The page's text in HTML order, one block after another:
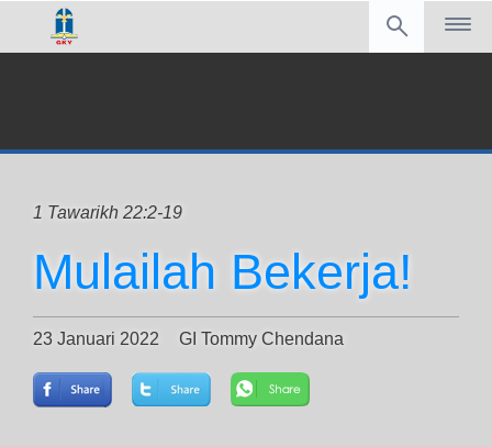
1 Tawarikh 22:2-19
Mulailah Bekerja!
23 Januari 2022 GI Tommy Chendana